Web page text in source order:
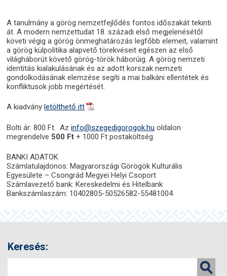
A tanulmány a görög nemzetfejlődés fontos időszakát tekinti
át. A modern nemzettudat 18. századi első megjelenésétől
követi végig a görög önmeghatározás legfőbb elemeit, valamint
a görög külpolitika alapvető törekvéseit egészen az első
világháborút követő görög-török háborúig. A görög nemzeti
identitás kialakulásának és az adott korszak nemzeti
gondolkodásának elemzése segíti a mai balkáni ellentétek és
konfliktusok jobb megértését.
A kiadvány letölthető itt .
Bolti ár: 800 Ft. Azinfo@szegedigorogok.hu oldalon
megrendelve 500 Ft+ 1000 Ft postaköltség.
BANKI ADATOK
Számlatulajdonos: Magyarországi Görögök Kulturális
Egyesülete – Csongrád Megyei Helyi Csoport
Számlavezető bank: Kereskedelmi és Hitelbank
Bankszámlaszám: 10402805-50526582-55481004
Keresés: